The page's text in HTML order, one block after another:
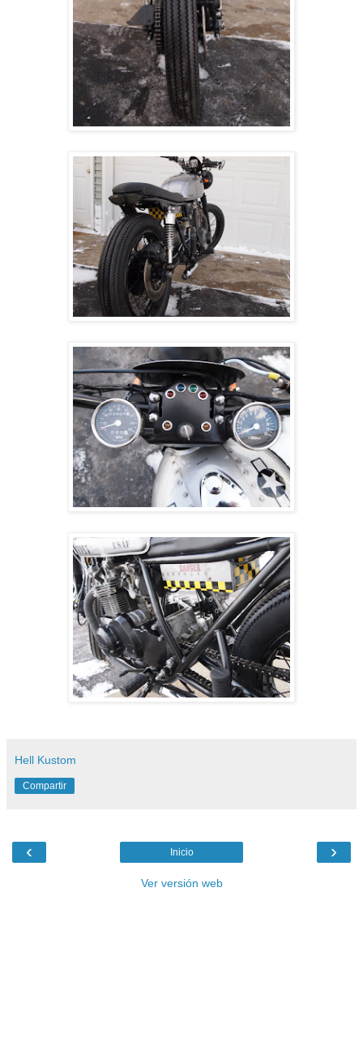
Hell Kustom
Compartir
‹ ›
Inicio
Ver versión web